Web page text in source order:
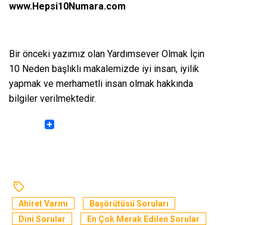
www.Hepsi10Numara.com
Bir önceki yazımız olan Yardımsever Olmak İçin
10 Neden başlıklı makalemizde iyi insan, iyilik
yapmak ve merhametli insan olmak hakkında
bilgiler verilmektedir.
Ahiret Varmı
Başörütüsü Soruları
Dini Sorular
En Çok Merak Edilen Sorular